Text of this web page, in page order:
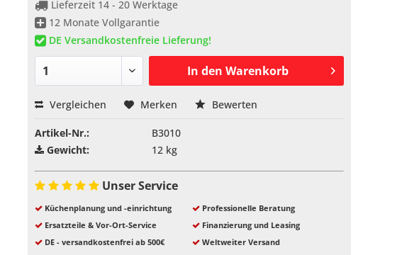
Lieferzeit 14 - 20 Werktage
12 Monate Vollgarantie
DE Versandkostenfreie Lieferung!
In den Warenkorb
Vergleichen Merken Bewerten
Artikel-Nr.:
B3010
Gewicht:
12 kg
Unser Service
Küchenplanung und -einrichtung
Professionelle Beratung
Ersatzteile & Vor-Ort-Service
Finanzierung und Leasing
DE - versandkostenfrei ab 500€
Weltweiter Versand